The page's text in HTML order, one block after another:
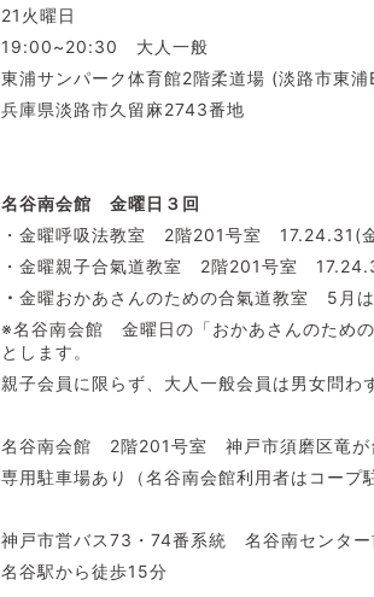
21火曜日
19:00~20:30 大人一般
東浦サンパーク体育館2階柔道場 (淡路市東
兵庫県淡路市久留麻2743番地
名谷南会館 金曜日３ 回
・金曜呼吸法教室 2階201号室 17.24.31(
・金曜親子合氣道教室 2階201号室
・ 金曜おかあさんのための合氣道教室 5月は
※名谷南会館 金曜日の「おかあさんのため
とします。
親子会員に限らず、大人一般会員は男女問わ
名谷南会館 2階201号室 神戸市須磨区竜
専用駐車場あり（名谷南会館利用者はコープ
神戸市営バス73・74番系統 名谷南センタ
名谷駅から徒歩15分